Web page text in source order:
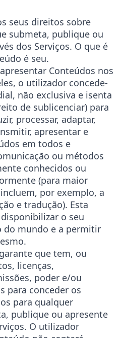
seus direitos sobre
submeta, publique ou
dos Serviços. O que é
é seu.
Conteúdos nos
o utilizador concede-
não exclusiva e isenta
de sublicenciar) para
processar, adaptar,
apresentar e
em todos e
ou métodos
conhecidos ou
(para maior
por exemplo, a
e tradução). Esta
o seu
do mundo e a permitir
que tem, ou
licenças,
poder e/ou
para conceder os
para qualquer
publique ou apresente
O utilizador